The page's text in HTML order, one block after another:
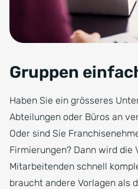
Gruppen
Haben Sie ein grösseres
Abteilungen oder Büros an
Oder sind Sie
Firmierungen? Dann wird die
Mitarbeitenden schnell
braucht andere Vorlagen als